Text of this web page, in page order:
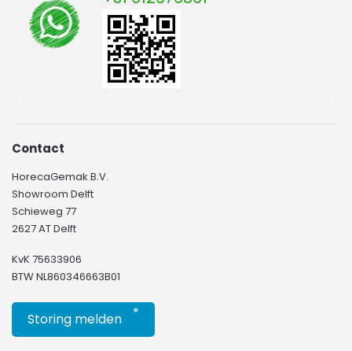
Contact
HorecaGemak B.V.
Showroom Delft
Schieweg 77
2627 AT Delft
KvK 75633906
BTW NL860346663B01
Storing melden *